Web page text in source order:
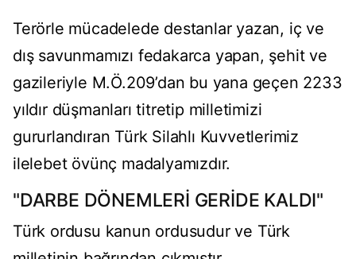
Terörle mücadelede destanlar yazan, iç ve
dış savunmamızı fedakarca yapan, şehit ve
gazileriyle M.Ö.209’dan bu yana geçen 2233
yıldır düşmanları titretip milletimizi
gururlandıran Türk Silahlı Kuvvetlerimiz
ilelebet övünç madalyamızdır.
"DARBE DÖNEMLERİ GERİDE KALDI"
Türk ordusu kanun ordusudur ve Türk